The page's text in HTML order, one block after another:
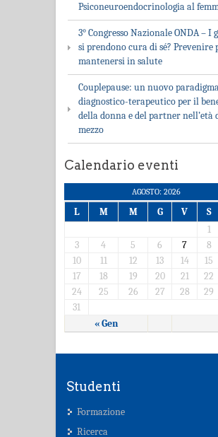
Psiconeuroendocrinologia al
3° Congresso Nazionale ONDA – I
si prendono cura di sé? Prevenire
mantenersi in salute
Couplepause: un nuovo
diagnostico-terapeutico per il
della donna e del partner nell’età
mezzo
Calendario eventi
AGOSTO: 2026
L M M G V S
« Gen
1
3
4 5 6 7 8
10
11 12 13 14 15
17
18 19 20 21 22
24
25 26 27 28 29
31
Studenti
Formazione
Ricerca